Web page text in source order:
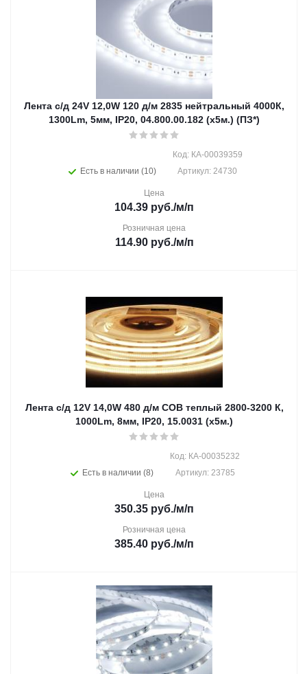
Лента с/д 24V 12,0W 120 д/м 2835 нейтральный 4000К,
1300Lm, 5мм, IP20, 04.800.00.182 (х5м.) (ПЗ*)
Есть в наличии (10)
Код: КА-00039359
Артикул: 24730
Цена
104.39 руб./м/п
Розничная цена
114.90руб./м/п
Лента с/д 12V 14,0W 480 д/м СОВ теплый 2800-3200 К,
1000Lm, 8мм, IP20, 15.0031 (х5м.)
Есть в наличии (8)
Код: КА-00035232
Артикул: 23785
Цена
350.35 руб./м/п
Розничная цена
385.40 руб./м/п